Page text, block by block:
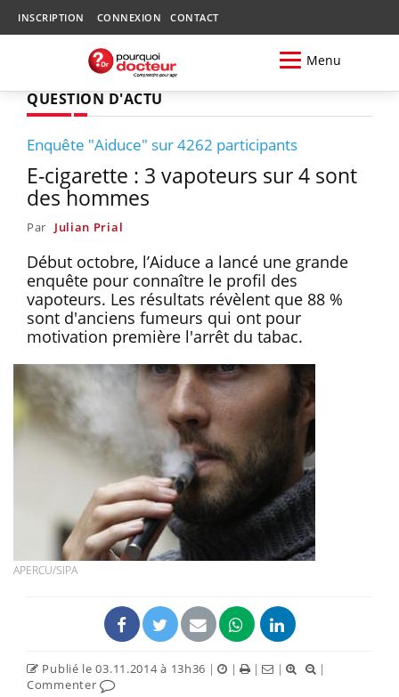
INSCRIPTION CONNEXION CONTACT
Menu
QUESTION D'ACTU
Enquête "Aiduce" sur 4262 participants
E-cigarette : 3 vapoteurs sur 4 sont
des hommes
Par Julian Prial
Début octobre, l’Aiduce a lancé une grande
enquête pour connaître le profil des
vapoteurs. Les résultats révèlent que 88 %
sont d'anciens fumeurs qui ont pour
motivation première l'arrêt du tabac.
APERCU/SIPA
Publié le 03.11.2014 à 13h36 | | | |
|
Commenter